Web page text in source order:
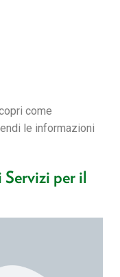
come
le informazioni
per il